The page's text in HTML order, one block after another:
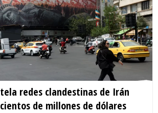
redes clandestinas de Irán
de millones de dólares